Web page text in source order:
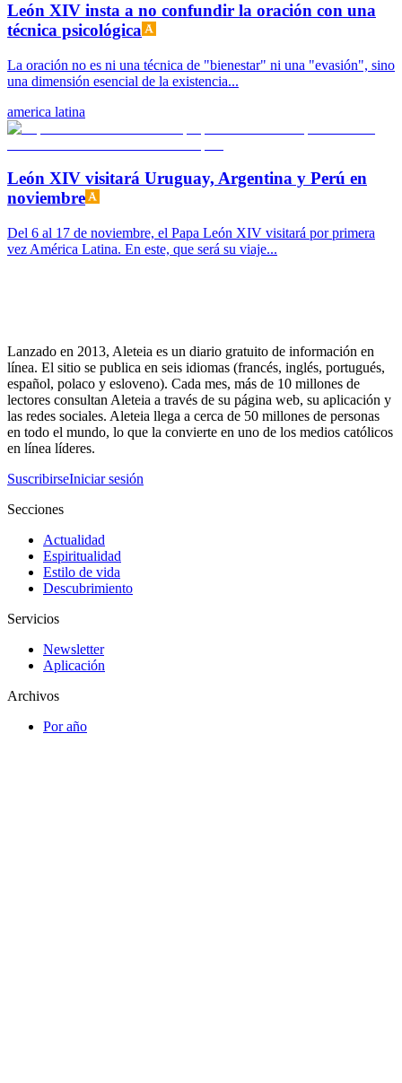
León XIV insta a no confundir la oración con una
técnica psicológica
La oración no es ni una técnica de "bienestar" ni una "evasión", sino
una dimensión esencial de la existencia...
america latina
León XIV visitará Uruguay, Argentina y Perú en
noviembre
Del 6 al 17 de noviembre, el Papa León XIV visitará por primera
vez América Latina. En este, que será su viaje...
Lanzado en 2013, Aleteia es un diario gratuito de información en
línea. El sitio se publica en seis idiomas (francés, inglés, portugués,
español, polaco y esloveno). Cada mes, más de 10 millones de
lectores consultan Aleteia a través de su página web, su aplicación y
las redes sociales. Aleteia llega a cerca de 50 millones de personas
en todo el mundo, lo que la convierte en uno de los medios católicos
en línea líderes.
SuscribirseIniciar sesión
Secciones
Actualidad
Espiritualidad
Estilo de vida
Descubrimiento
Servicios
Newsletter
Aplicación
Archivos
Por año